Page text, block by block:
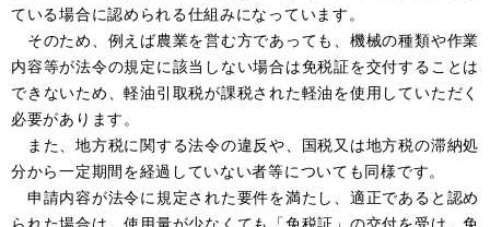
ている場合に認められる仕組みになっています。
そのため、例えば農業を営む方であっても、機械の種類や作業
内容等が法令の規定に該当しない場合は免税証を交付することは
できないため、軽油引取税が課税された軽油を使用していただく
必要があります。
また、地方税に関する法令の違反や、国税又は地方税の滞納処
分から一定期間を経過していない者等についても同様です。
申請内容が法令に規定された要件を満たし、適正であると認め